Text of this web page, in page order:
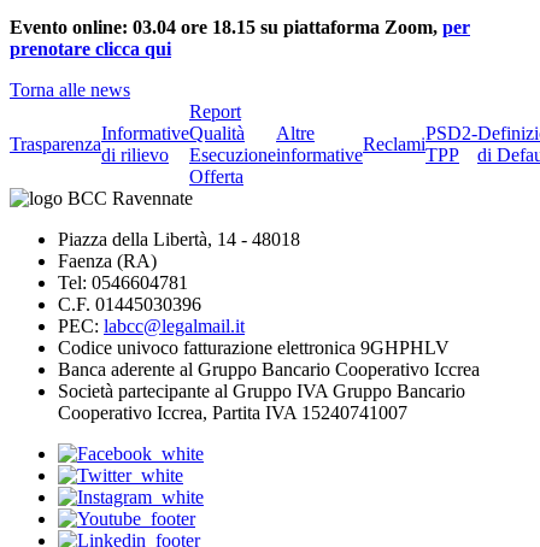
Evento online: 03.04 ore 18.15 su piattaforma Zoom, per
prenotare clicca qui
Torna alle news
Trasparenza
Informative
di rilievo
Report
Qualità
Esecuzione
Offerta
Altre
informative
Reclami
PSD2-
TPP
di
Piazza della Libertà, 14 - 48018
Faenza (RA)
Tel: 0546604781
C.F. 01445030396
PEC: labcc@legalmail.it
Codice univoco fatturazione elettronica 9GHPHLV
Banca aderente al Gruppo Bancario Cooperativo Iccrea
Società partecipante al Gruppo IVA Gruppo Bancario
Cooperativo Iccrea, Partita IVA 15240741007